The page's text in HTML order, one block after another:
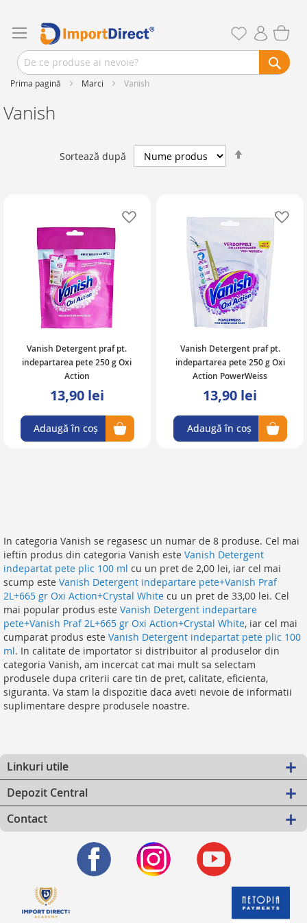
Prima pagină Marci Vanish
Vanish
Sortează după
Vanish Detergent praf pt.
indepartarea pete 250 g Oxi
Action
13,90 lei
Adaugă în coș
Adaugă în lista de favorite
Vanish Detergent praf pt.
indepartarea pete 250 g Oxi
Action PowerWeiss
13,90 lei
Adaugă în coș
In categoria Vanish se regasesc un numar de 8 produse. Cel mai
ieftin produs din categoria Vanish este Vanish Detergent
indepartat pete plic 100 ml cu un pret de 2,00 lei, iar cel mai
scump este Vanish Detergent indepartare pete+Vanish Praf
2L+665 gr Oxi Action+Crystal White cu un pret de 33,00 lei. Cel
mai popular produs este Vanish Detergent indepartare
pete+Vanish Praf 2L+665 gr Oxi Action+Crystal White, iar cel mai
cumparat produs este Vanish Detergent indepartat pete plic 100
ml. In calitate de importator si distribuitor al produselor din
categoria Vanish, am incercat cat mai mult sa selectam
produsele dupa criterii care tin de pret, calitate, eficienta,
siguranta. Va stam la dispozitie daca aveti nevoie de informatii
suplimentare despre produsele noastre.
Linkuri utile
Depozit Central
Contact